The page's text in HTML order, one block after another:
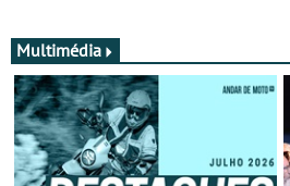
Multimédia